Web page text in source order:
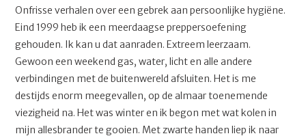
Onfrisse verhalen over een gebrek aan persoonlijke hygiëne.
Eind 1999 heb ik een meerdaagse preppersoefening
gehouden. Ik kan u dat aanraden. Extreem leerzaam.
Gewoon een weekend gas, water, licht en alle andere
verbindingen met de buitenwereld afsluiten. Het is me
destijds enorm meegevallen, op de almaar toenemende
viezigheid na. Het was winter en ik begon met wat kolen in
mijn allesbrander te gooien. Met zwarte handen liep ik naar